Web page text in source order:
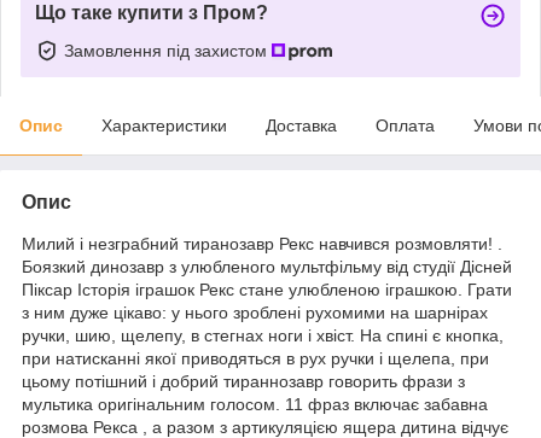
Що таке купити з Пром?
Замовлення під захистом
Опис Характеристики Доставка Оплата Умови
Опис
Милий і незграбний тиранозавр Рекс навчився розмовляти! .
Боязкий динозавр з улюбленого мультфільму від студії Дісней
Піксар Історія іграшок Рекс стане улюбленою іграшкою. Грати
з ним дуже цікаво: у нього зроблені рухомими на шарнірах
ручки, шию, щелепу, в стегнах ноги і хвіст. На спині є кнопка,
при натисканні якої приводяться в рух ручки і щелепа, при
цьому потішний і добрий тираннозавр говорить фрази з
мультика оригінальним голосом. 11 фраз включає забавна
розмова Рекса , а разом з артикуляцією ящера дитина відчує